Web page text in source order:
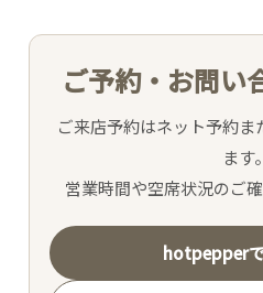
SNS
INTERIOR
NEWS
MOVIE
ご予約・お問い
ご来店予約はネット予約ま
ます。
営業時間や空席状況のご
hotpepper